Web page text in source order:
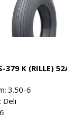
379 K (RILLE)
3.50-6
Deli